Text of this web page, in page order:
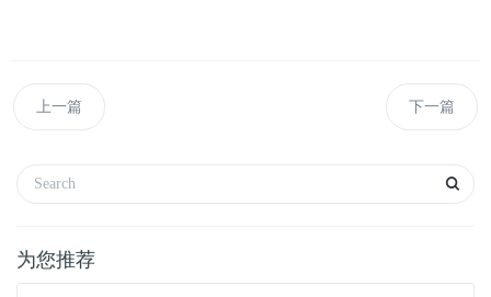
上一篇 下一篇
为您推荐